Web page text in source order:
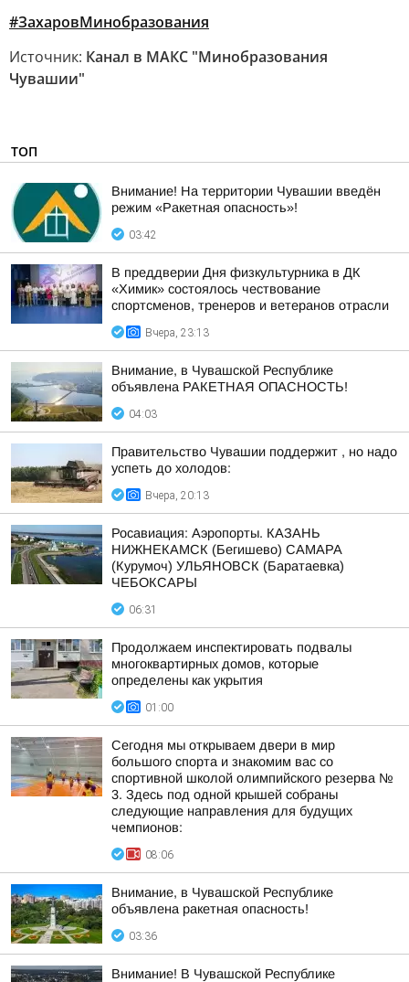
#ЗахаровМинобразования
Источник: Канал в МАКС "Минобразования
Чувашии"
ТОП
Внимание! На территории Чувашии введён
режим «Ракетная опасность»!
03:42
В преддверии Дня физкультурника в ДК
«Химик» состоялось чествование
спортсменов, тренеров и ветеранов отрасли
Вчера, 23:13
Внимание, в Чувашской Республике
объявлена РАКЕТНАЯ ОПАСНОСТЬ!
04:03
Правительство Чувашии поддержит , но надо
успеть до холодов:
Вчера, 20:13
Росавиация: Аэропорты. КАЗАНЬ
НИЖНЕКАМСК (Бегишево) САМАРА
(Курумоч) УЛЬЯНОВСК (Баратаевка)
ЧЕБОКСАРЫ
06:31
Продолжаем инспектировать подвалы
многоквартирных домов, которые
определены как укрытия
01:00
Сегодня мы открываем двери в мир
большого спорта и знакомим вас со
спортивной школой олимпийского резерва №
3. Здесь под одной крышей собраны
следующие направления для будущих
чемпионов:
08:06
Внимание, в Чувашской Республике
объявлена ракетная опасность!
03:36
Внимание! В Чувашской Республике